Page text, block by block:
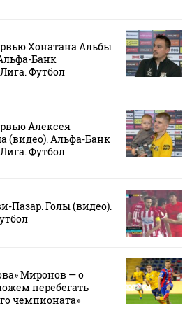
Хонатана Альбы
Банк
Футбол
Алексея
(видео). Альфа-Банк
Футбол
Пазар. Голы (видео).
Миронов — о
перебегать
чемпионата»